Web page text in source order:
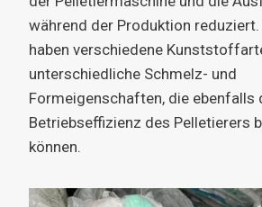
während der Produktion reduziert.
haben verschiedene
unterschiedliche Schmelz- und
Formeigenschaften, die ebenfalls
Betriebseffizienz des Pelletierers
können.